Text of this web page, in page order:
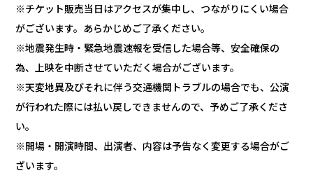
※チケット販売当日はアクセスが集中し、つながりにくい場合
がございます。あらかじめご了承ください。
※地震発生時・緊急地震速報を受信した場合等、安全確保の
為、上映を中断させていただく場合がございます。
※天変地異及びそれに伴う交通機関トラブルの場合でも、公演
が行われた際には払い戻しできませんので、予めご了承くださ
い。
※開場・開演時間、出演者、内容は予告なく変更する場合がご
ざいます。